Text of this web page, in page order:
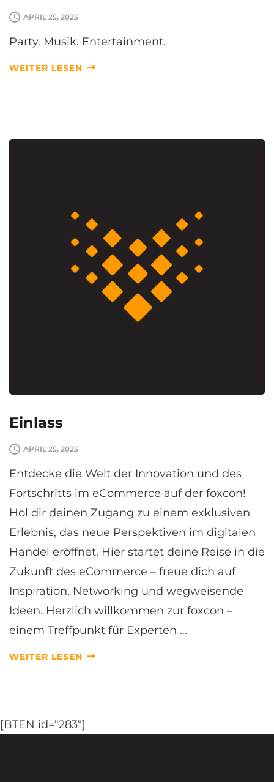
APRIL 25, 2025
Party. Musik. Entertainment.
WEITER LESEN
Einlass
APRIL 25, 2025
Entdecke die Welt der Innovation und des
Fortschritts im eCommerce auf der foxcon!
Hol dir deinen Zugang zu einem exklusiven
Erlebnis, das neue Perspektiven im digitalen
Handel eröffnet. Hier startet deine Reise in die
Zukunft des eCommerce – freue dich auf
Inspiration, Networking und wegweisende
Ideen. Herzlich willkommen zur foxcon –
einem Treffpunkt für Experten …
WEITER LESEN
[BTEN id="283"]